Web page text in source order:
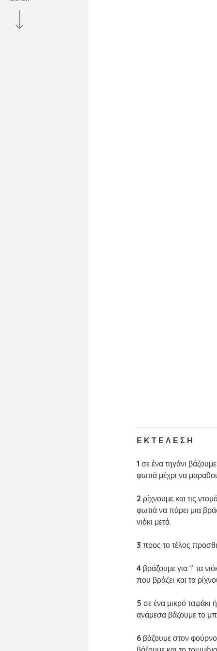
Ε Κ Τ Ε Λ Ε Σ Η
1 σε ένα τηγάνι
φωτιά μέχρι να
2 ρίχνουμε και τις
φωτιά να πάρει μια
νιόκι μετά.
3 προς το τέλος
4 βράζουμε για 1’ τα
που βράζει και τα
5 σε ένα μικρό ταψάκι
ανάμεσα βάζουμε το
6 βάζουμε στον